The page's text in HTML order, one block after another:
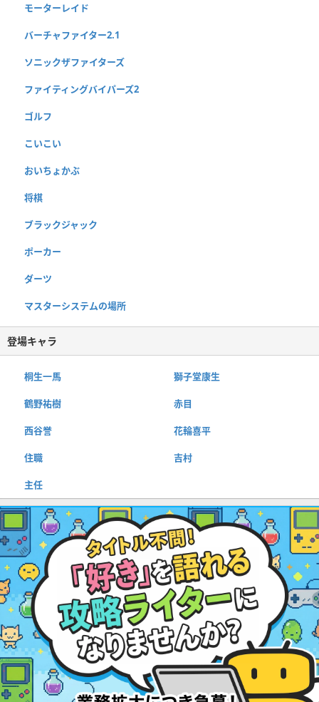
モーターレイド
バーチャファイター2.1
ソニックザファイターズ
ファイティングバイパーズ2
ゴルフ
こいこい
おいちょかぶ
将棋
ブラックジャック
ポーカー
ダーツ
マスターシステムの場所
登場キャラ
桐生一馬 獅子堂康生
鶴野祐樹 赤目
西谷誉 花輪喜平
住職 吉村
主任